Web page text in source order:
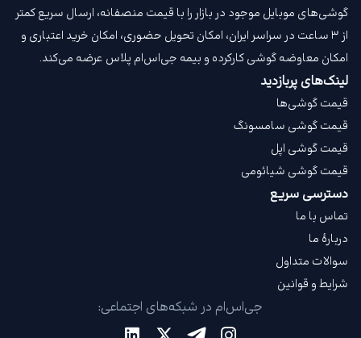
گوشی‌های موبایل موجود در بازار را با قیمت‌ منصفانه، ارسال سریع کمتر
از ۳ ساعت در سراسر ایران، امکان تحویل حضوری، امکان خرید اعتباری و
امکان معاوضه گوشی کارکرده و بیمه جی‌اس‌ام‌ پلاس عرضه می‌کند.
لینک‌های پربازدید
قیمت گوشی‌ها
قیمت گوشی سامسونگ
قیمت گوشی اپل
قیمت گوشی شیائومی
دسترسی سریع
تماس با ما
دربارهٔ ما
سوالات متداول
شرایط و قوانین
جی‌اس‌ام در شبکه‌های اجتماعی: